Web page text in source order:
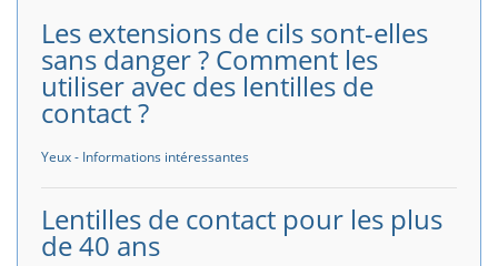
Les extensions de cils sont-elles
sans danger ? Comment les
utiliser avec des lentilles de
contact ?
Yeux - Informations intéressantes
Lentilles de contact pour les plus
de 40 ans